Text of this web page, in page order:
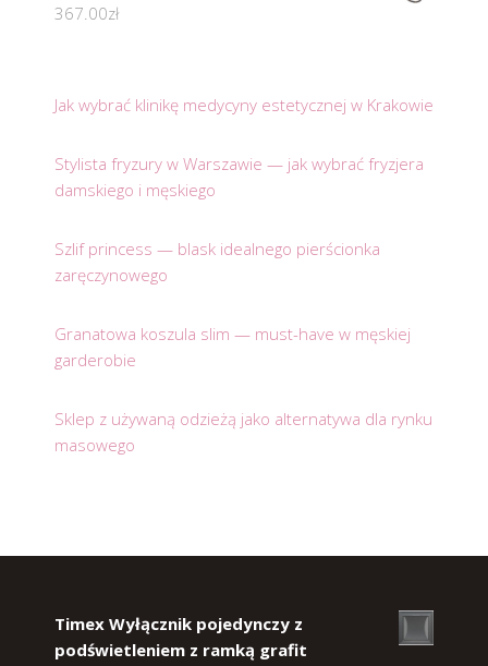
367.00zł
Jak wybrać klinikę medycyny estetycznej w Krakowie
Stylista fryzury w Warszawie — jak wybrać fryzjera
damskiego i męskiego
Szlif princess — blask idealnego pierścionka
zaręczynowego
Granatowa koszula slim — must-have w męskiej
garderobie
Sklep z używaną odzieżą jako alternatywa dla rynku
masowego
Timex Wyłącznik pojedynczy z
podświetleniem z ramką grafit